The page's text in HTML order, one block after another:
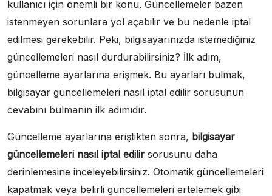
kullanıcı için önemli bir konu. Güncellemeler bazen
istenmeyen sorunlara yol açabilir ve bu nedenle iptal
edilmesi gerekebilir. Peki, bilgisayarınızda istemediğiniz
güncellemeleri nasıl durdurabilirsiniz? İlk adım,
güncelleme ayarlarına erişmek. Bu ayarları bulmak,
bilgisayar güncellemeleri nasıl iptal edilir sorusunun
cevabını bulmanın ilk adımıdır.
Güncelleme ayarlarına eriştikten sonra, bilgisayar
güncellemeleri nasıl iptal edilir sorusunu daha
derinlemesine inceleyebilirsiniz. Otomatik güncellemeleri
kapatmak veya belirli güncellemeleri ertelemek gibi